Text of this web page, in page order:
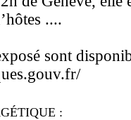
....
sont
: